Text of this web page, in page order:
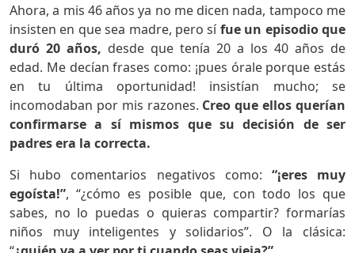
Ahora, a mis 46 años ya no me dicen nada, tampoco me
insisten en que sea madre, pero sífue un episodio que
duró 20 años, desde que tenía 20 a los 40 años de
edad. Me decían frases como: ¡pues órale porque estás
en tu última oportunidad! insistían mucho; se
incomodaban por mis razones. Creo que ellos querían
confirmarse a sí mismos que su decisión de ser
padres era la correcta.
Si hubo comentarios negativos como: “¡eres muy
egoísta!”, “¿cómo es posible que, con todo los que
sabes, no lo puedas o quieras compartir? formarías
niños muy inteligentes y solidarios”. O la clásica: